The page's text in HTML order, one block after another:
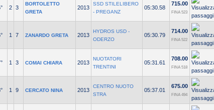
2 3
BORTOLETTO
GRETA
2013
SSD STILELIBERO
- PREGANZ
05:30.58
715.00
FINA 523
1 7 ZANARDO GRETA 2013
HYDROS USD -
ODERZO
05:30.79
714.00
FINA 522
1 3 COMAI CHIARA 2013
NUOTATORI
TRENTINI
05:31.61
708.00
FINA 518
1 9 CERCATO NINA 2013
CENTRO NUOTO
STRA
05:37.01
675.00
FINA 494